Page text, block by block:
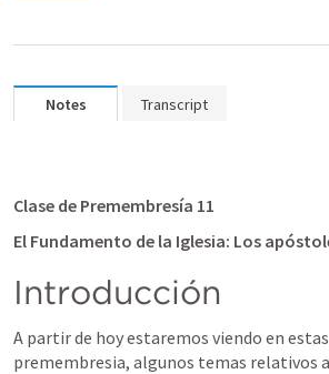
Notes Transcript
Clase de Premembresía 11
El Fundamento de la Iglesia: Los
Introducción
A partir de hoy estaremos viendo en
premembresia, algunos temas relativos